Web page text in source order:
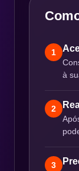
1
à
2
3